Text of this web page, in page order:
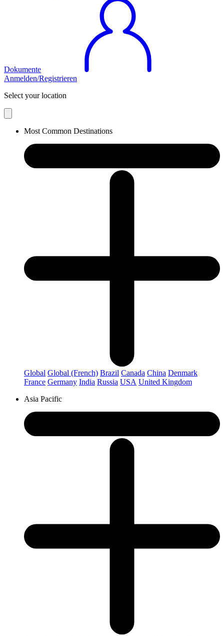
Dokumente
Anmelden/Registrieren
Select your location
Most Common Destinations
Global Global (French) Brazil Canada China Denmark
France Germany India Russia USA United Kingdom
Asia Pacific